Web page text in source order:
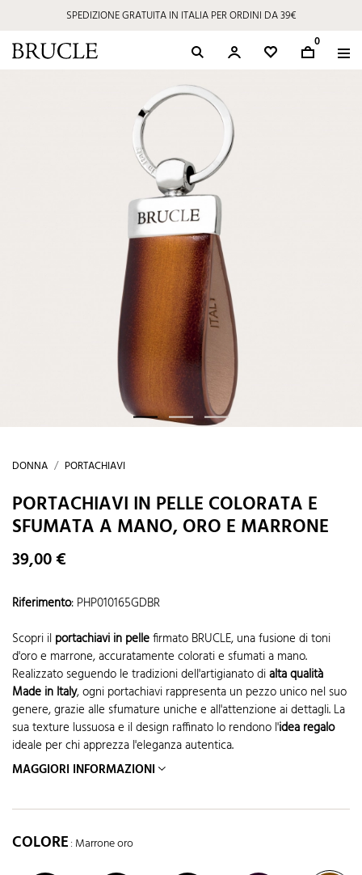
SPEDIZIONE GRATUITA IN ITALIA PER ORDINI DA 39€
0
DONNA PORTACHIAVI
PORTACHIAVI IN PELLE COLORATA E
SFUMATA A MANO, ORO E MARRONE
39,00 €
Riferimento: PHP010165GDBR
Scopri il portachiavi in pellefirmato BRUCLE, una fusione di toni
d'oro e marrone, accuratamente colorati e sfumati a mano.
Realizzato seguendo le tradizioni dell'artigianato dialta qualità
Made in Italy, ogni portachiavi rappresenta un pezzo unico nel suo
genere, grazie alle sfumature uniche e all'attenzione ai dettagli. La
sua texture lussuosa e il design raffinato lo rendono l'idea regalo
ideale per chi apprezza l'eleganza autentica.
MAGGIORI INFORMAZIONI
COLORE: Marrone oro